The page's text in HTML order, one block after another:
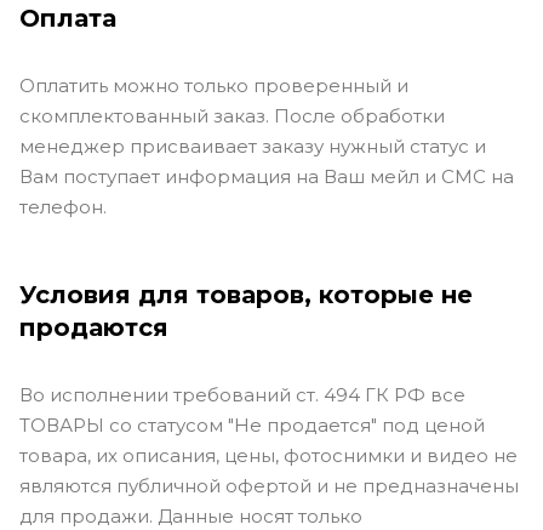
Оплата
Оплатить можно только проверенный и
скомплектованный заказ. После обработки
менеджер присваивает заказу нужный статус и
Вам поступает информация на Ваш мейл и СМС на
телефон.
Условия для товаров, которые не
продаются
Во исполнении требований ст. 494 ГК РФ все
ТОВАРЫ со статусом "Не продается" под ценой
товара, их описания, цены, фотоснимки и видео не
являются публичной офертой и не предназначены
для продажи. Данные носят только